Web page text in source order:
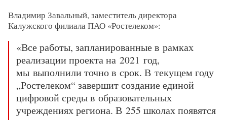
Владимир Завальный, заместитель директора
Калужского филиала ПАО «Ростелеком»:
«Все работы, запланированные в рамках
реализации проекта на 2021 год,
мы выполнили точно в срок. В текущем году
„Ростелеком“ завершит создание единой
цифровой среды в образовательных
учреждениях региона. В 255 школах появятся